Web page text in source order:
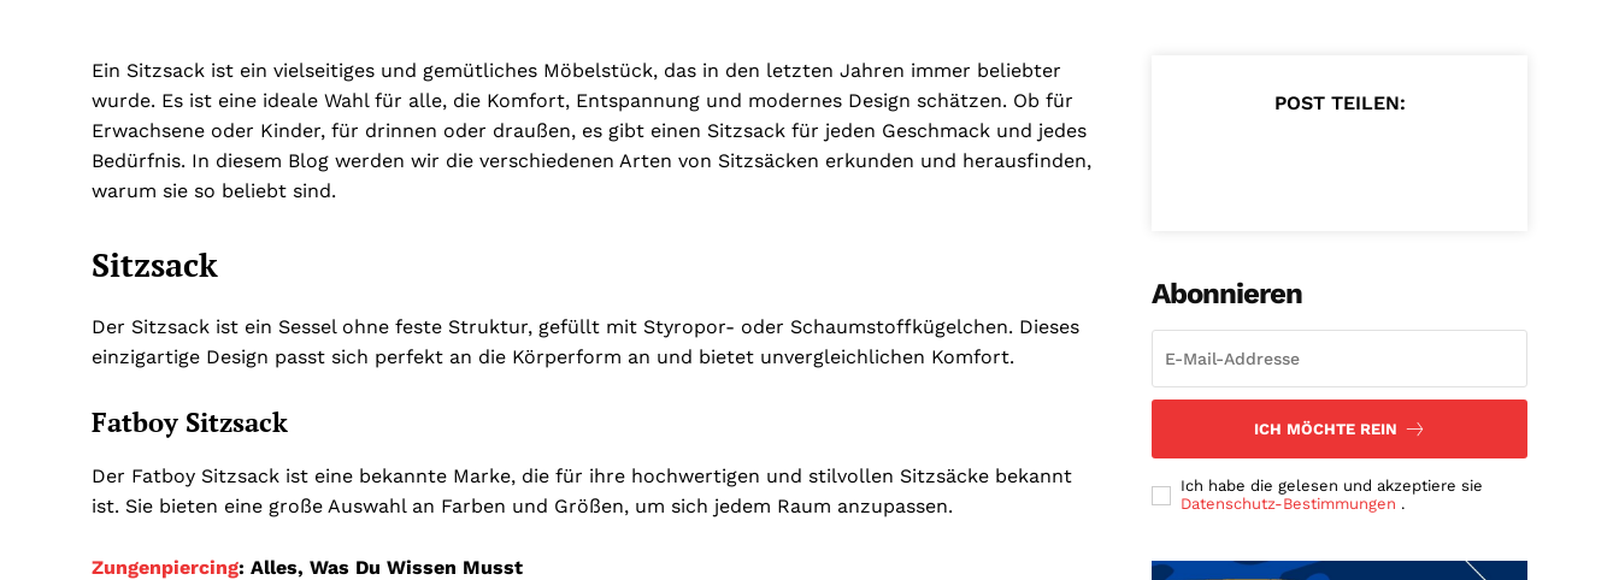
Ein Sitzsack ist ein vielseitiges und gemütliches Möbelstück, das in den letzten Jahren immer beliebter
wurde. Es ist eine ideale Wahl für alle, die Komfort, Entspannung und modernes Design schätzen. Ob für
Erwachsene oder Kinder, für drinnen oder draußen, es gibt einen Sitzsack für jeden Geschmack und jedes
Bedürfnis. In diesem Blog werden wir die verschiedenen Arten von Sitzsäcken erkunden und herausfinden,
warum sie so beliebt sind.
Sitzsack
Der Sitzsack ist ein Sessel ohne feste Struktur, gefüllt mit Styropor- oder Schaumstoffkügelchen. Dieses
einzigartige Design passt sich perfekt an die Körperform an und bietet unvergleichlichen Komfort.
Fatboy Sitzsack
Der Fatboy Sitzsack ist eine bekannte Marke, die für ihre hochwertigen und stilvollen Sitzsäcke bekannt
ist. Sie bieten eine große Auswahl an Farben und Größen, um sich jedem Raum anzupassen.
Zungenpiercing: Alles, Was Du Wissen Musst
POST TEILEN:
Abonnieren
ICH MÖCHTE REIN
Ich habe die gelesen und akzeptiere sie
Datenschutz-Bestimmungen .